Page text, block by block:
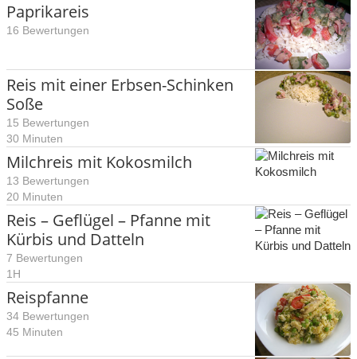
Paprikareis
16 Bewertungen
Reis mit einer Erbsen-Schinken
Soße
15 Bewertungen
30 Minuten
Milchreis mit Kokosmilch
13 Bewertungen
20 Minuten
Reis – Geflügel – Pfanne mit
Kürbis und Datteln
7 Bewertungen
1H
Reispfanne
34 Bewertungen
45 Minuten